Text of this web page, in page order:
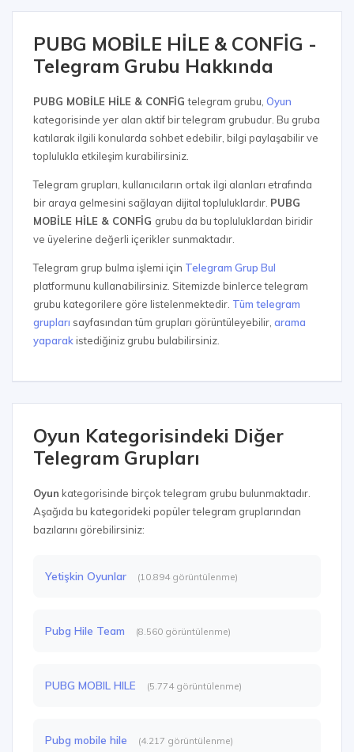
PUBG MOBİLE HİLE & CONFİG -
Telegram Grubu Hakkında
PUBG MOBİLE HİLE & CONFİGtelegram grubu, Oyun
kategorisinde yer alan aktif bir telegram grubudur. Bu gruba
katılarak ilgili konularda sohbet edebilir, bilgi paylaşabilir ve
toplulukla etkileşim kurabilirsiniz.
Telegram grupları, kullanıcıların ortak ilgi alanları etrafında
bir araya gelmesini sağlayan dijital topluluklardır. PUBG
MOBİLE HİLE & CONFİG grubu da bu topluluklardan biridir
ve üyelerine değerli içerikler sunmaktadır.
Telegram grup bulma işlemi için Telegram Grup Bul
platformunu kullanabilirsiniz. Sitemizde binlerce telegram
grubu kategorilere göre listelenmektedir. Tüm telegram
grupları sayfasından tüm grupları görüntüleyebilir, arama
yaparak istediğiniz grubu bulabilirsiniz.
Oyun Kategorisindeki Diğer
Telegram Grupları
Oyun kategorisinde birçok telegram grubu bulunmaktadır.
Aşağıda bu kategorideki popüler telegram gruplarından
bazılarını görebilirsiniz:
Yetişkin Oyunlar (10.894 görüntülenme)
Pubg Hile Team (8.560 görüntülenme)
PUBG MOBIL HILE (5.774 görüntülenme)
Pubg mobile hile (4.217 görüntülenme)